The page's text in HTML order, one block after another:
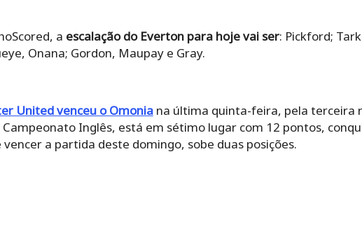
a escalação do Everton para hoje vai ser: Pickford;
Onana; Gordon, Maupay e Gray.
United venceu o Omoniana última quinta-feira, pela terceira
Inglês, está em sétimo lugar com 12 pontos,
a partida deste domingo, sobe duas posições.